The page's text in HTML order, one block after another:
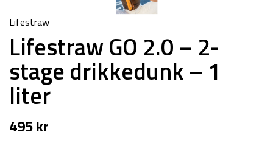
Lifestraw
Lifestraw GO 2.0 – 2-
stage drikkedunk – 1
liter
495kr